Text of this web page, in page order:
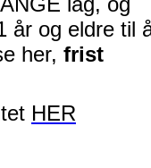
år og eldre til
her, frist
HER